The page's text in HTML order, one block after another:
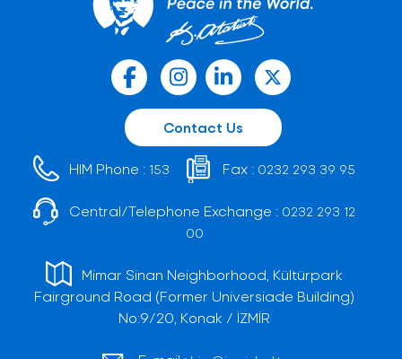
Contact Us
HIM Phone : 153 Fax : 0232 293 39 95
Central/Telephone Exchange : 0232 293 12
00
Mimar Sinan Neighborhood, Kültürpark
Fairground Road (Former Universiade Building)
No:9/20, Konak / İZMİR